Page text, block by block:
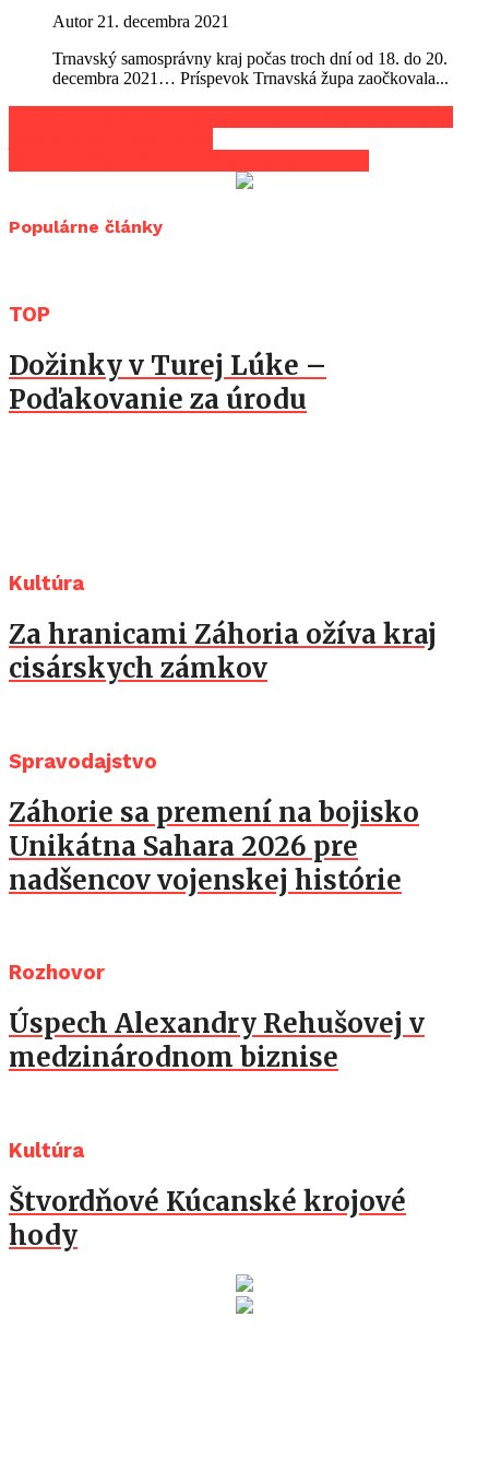
Autor 21. decembra 2021
Trnavský samosprávny kraj počas troch dní od 18. do 20.
decembra 2021… Príspevok Trnavská župa zaočkovala...
Populárne články
TOP
Dožinky v Turej Lúke –
Poďakovanie za úrodu
Kultúra
Za hranicami Záhoria ožíva kraj
cisárskych zámkov
Spravodajstvo
Záhorie sa premení na bojisko
Unikátna Sahara 2026 pre
nadšencov vojenskej histórie
Rozhovor
Úspech Alexandry Rehušovej v
medzinárodnom biznise
Kultúra
Štvordňové Kúcanské krojové
hody